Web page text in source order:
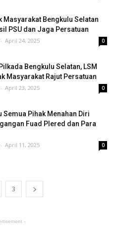
Masyarakat Bengkulu Selatan
PSU dan Jaga Persatuan
- April 24, 2025 0
Bengkulu Selatan, LSM
Masyarakat Rajut Persatuan
- April 23, 2025 0
Semua Pihak Menahan Diri
Fuad Plered dan Para
- April 11, 2025 0
3
-